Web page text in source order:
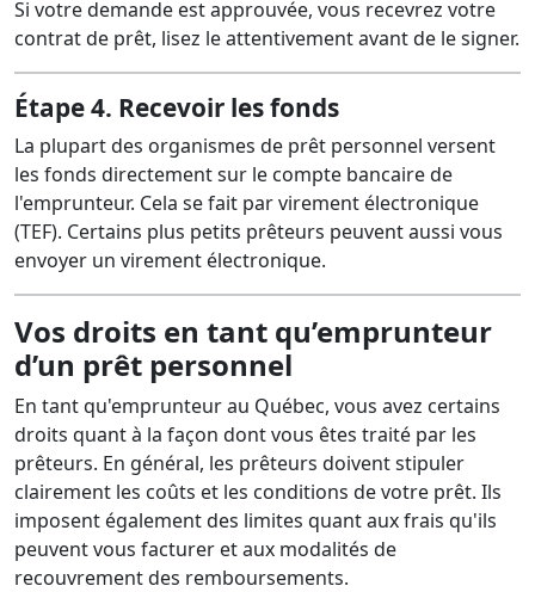
Si votre demande est approuvée, vous recevrez votre
contrat de prêt, lisez le attentivement avant de le signer.
Étape 4. Recevoir les fonds
La plupart des organismes de prêt personnel versent
les fonds directement sur le compte bancaire de
l'emprunteur. Cela se fait par virement électronique
(TEF). Certains plus petits prêteurs peuvent aussi vous
envoyer un virement électronique.
Vos droits en tant qu’emprunteur
d’un prêt personnel
En tant qu'emprunteur au Québec, vous avez certains
droits quant à la façon dont vous êtes traité par les
prêteurs. En général, les prêteurs doivent stipuler
clairement les coûts et les conditions de votre prêt. Ils
imposent également des limites quant aux frais qu'ils
peuvent vous facturer et aux modalités de
recouvrement des remboursements.